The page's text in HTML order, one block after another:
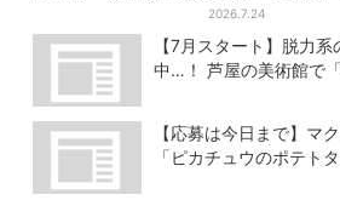
トのなかに入って、怪異も触
り放題！？
2026.7.24
デカ抽
等黒毛
【7月スタート】脱力
中…！ 芦屋の美術館で
【応募は今日まで】マ
「ピカチュウのポテト